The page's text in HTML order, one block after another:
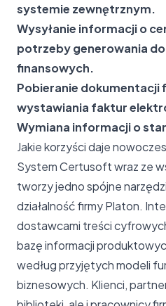
systemie zewnętrznym.
Wysyłanie informacji o
potrzeby generowania
finansowych.
Pobieranie dokumentacji
wystawiania faktur
Wymiana informacji o
Jakie korzyści daje
System Certusoft wraz ze
tworzy jedno spójne
działalność firmy Platon.
dostawcami treści
bazę informacji
według przyjętych modeli
biznesowych. Klienci,